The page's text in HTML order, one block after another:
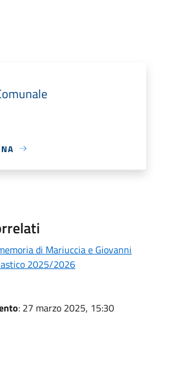
di Mariuccia e Giovanni
2025/2026
: 27 marzo 2025, 15:30